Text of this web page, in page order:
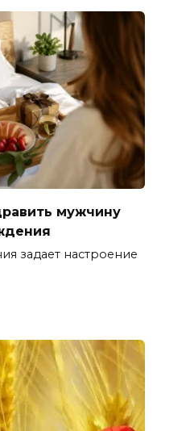
мужчину
задает настроение